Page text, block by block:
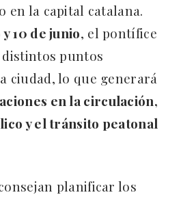
en la capital catalana.
10 de junio, el pontífice
puntos
ciudad, lo que generará
en la circulación,
y el tránsito peatonal
planificar los